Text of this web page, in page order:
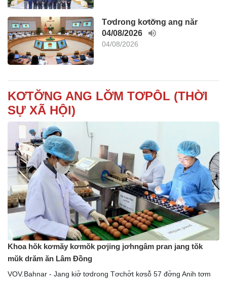
Tơdrong kơtơ̆ng ang năr
04/08/2026
04/08/2026
KƠTƠ̆NG ANG LƠ̆M TƠPÔL (THỜI
SỰ XÃ HỘI)
Khoa hŏk kơmăy kơmŏk pơjing jơhngâm pran jang tŏk
mŭk drăm ăn Lâm Đồng
VOV.Bahnar - Jang kiơ̆ tơdrong Tơchơ̆t kơsô̆ 57 đơ̆ng Anih tơm